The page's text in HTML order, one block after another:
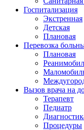
Госпитализация
Экстренная
Детская
Плановая
Перевозка
Плановая
Вызов врача на
Терапевт
Педиатр
Процедуры